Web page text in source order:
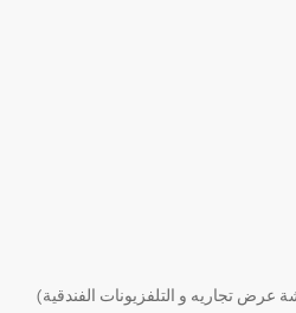
تجاريه و التلفزيونات الفندقية)